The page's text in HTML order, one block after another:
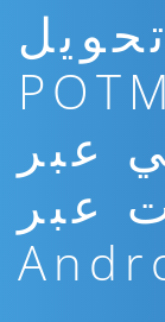
عبر
عبر